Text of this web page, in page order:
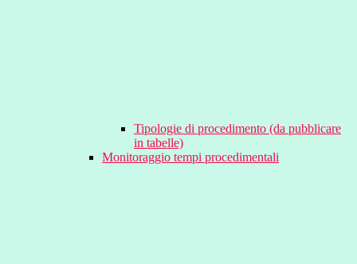
Tipologie di procedimento (da pubblicare
in tabelle)
Monitoraggio tempi procedimentali